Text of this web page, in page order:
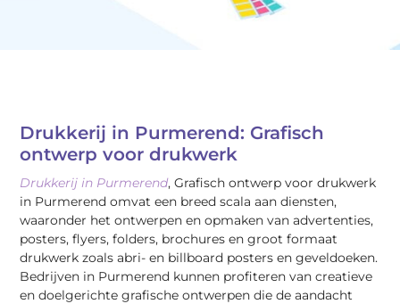
Drukkerij in Purmerend: Grafisch
ontwerp voor drukwerk
Drukkerij in Purmerend, Grafisch ontwerp voor drukwerk
in Purmerend omvat een breed scala aan diensten,
waaronder het ontwerpen en opmaken van advertenties,
posters, flyers, folders, brochures en groot formaat
drukwerk zoals abri- en billboard posters en geveldoeken.
Bedrijven in Purmerend kunnen profiteren van creatieve
en doelgerichte grafische ontwerpen die de aandacht